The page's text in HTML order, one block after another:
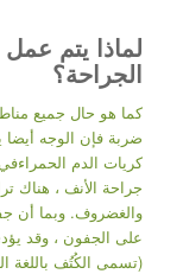
لماذا يتم
الجراحة؟
كما هو حال جميع
ضربة فإن الوجه أيضا
كريات الدم
جراحة الأنف ، هناك
والغضروف. وبما أن
على الجفون ، وقد
(تسمى الكُتُف باللغة